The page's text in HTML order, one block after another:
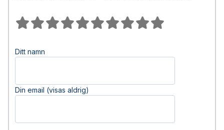
Ditt namn
Din email (visas aldrig)